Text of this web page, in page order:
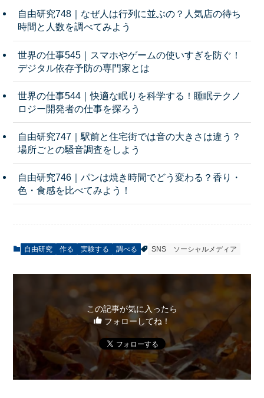
自由研究748｜なぜ人は行列に並ぶの？人気店の待ち
時間と人数を調べてみよう
世界の仕事545｜スマホやゲームの使いすぎを防ぐ！
デジタル依存予防の専門家とは
世界の仕事544｜快適な眠りを科学する！睡眠テクノ
ロジー開発者の仕事を探ろう
自由研究747｜駅前と住宅街では音の大きさは違う？
場所ごとの騒音調査をしよう
自由研究746｜パンは焼き時間でどう変わる？香り・
色・食感を比べてみよう！
自由研究 作る 実験する 調べる SNS ソーシャルメディア
この記事が気に入ったら
フォローしてね！